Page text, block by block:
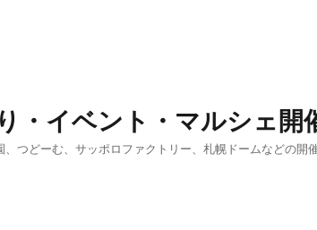
・イベント・マルシェ開
つどーむ、サッポロファクトリー、札幌ドームなどの開